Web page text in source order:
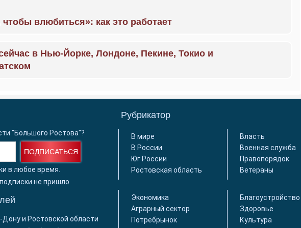
влюбиться»: как это работает
в Нью-Йорке, Лондоне, Пекине, Токио и
"Большого Ростова"?
ПОДПИСАТЬСЯ
в любое время.
не пришло
и Ростовской области
Рубрикатор
В мире
В России
Юг России
Ростовская область
Власть
Военная служба
Правопорядок
Ветераны
Экономика
Аграрный сектор
Потребрынок
Благоустройство
Здоровье
Культура